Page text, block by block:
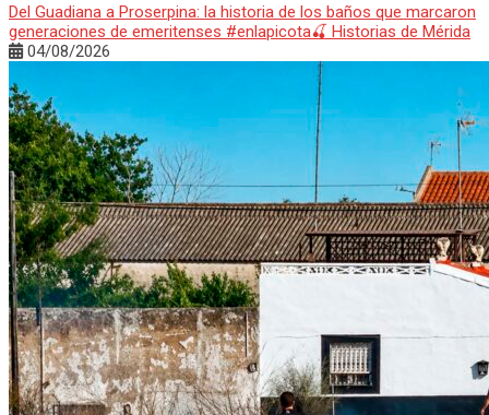
Del Guadiana a Proserpina: la historia de los baños que marcaron
generaciones de emeritenses #enlapicota🍒 Historias de Mérida
04/08/2026